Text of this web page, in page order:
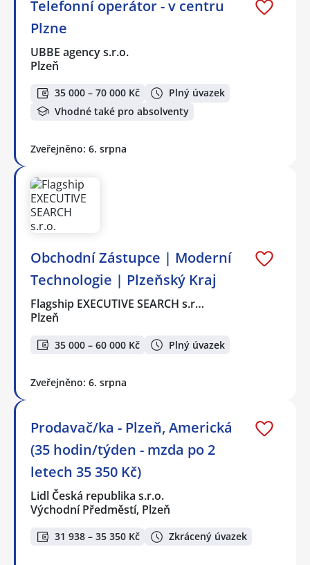
Telefonní operátor - v centru
Plzne
UBBE agency s.r.o.
Plzeň
35 000 – 70 000 Kč
Plný úvazek
Vhodné také pro absolventy
Zveřejněno: 6. srpna
Obchodní Zástupce | Moderní
Technologie | Plzeňský Kraj
Flagship EXECUTIVE SEARCH s.r…
Plzeň
35 000 – 60 000 Kč Plný úvazek
Zveřejněno: 6. srpna
Prodavač/ka - Plzeň, Americká
(35 hodin/týden - mzda po 2
letech 35 350 Kč)
Lidl Česká republika s.r.o.
Východní Předměstí, Plzeň
31 938 – 35 350 Kč Zkrácený úvazek